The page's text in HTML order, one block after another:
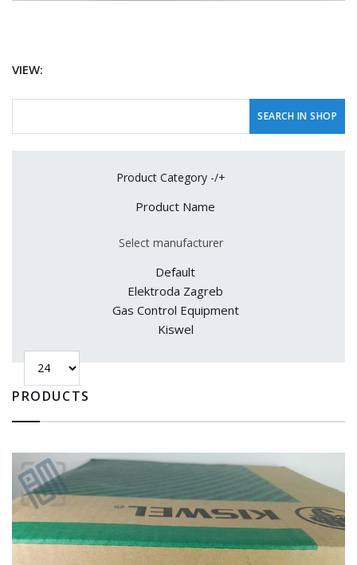
VIEW:
Product Category -/+
Product Name
Select manufacturer
Default
Elektroda Zagreb
Gas Control Equipment
Kiswel
PRODUCTS